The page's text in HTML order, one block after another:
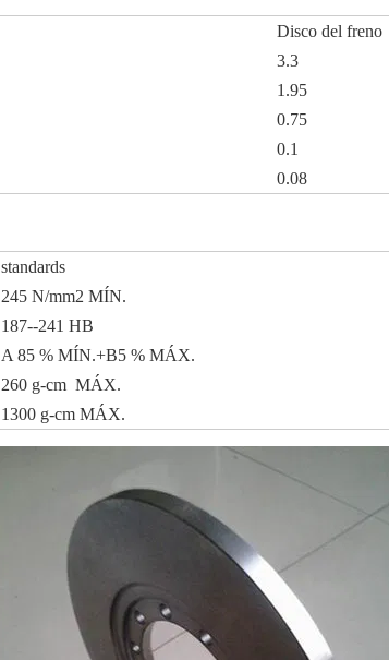
Disco del freno
3.3
1.95
0.75
0.1
0.08
standards
245 N/mm2 MÍN.
187--241 HB
A 85 % MÍN.+B5 % MÁX.
260 g-cm MÁX.
1300 g-cm MÁX.